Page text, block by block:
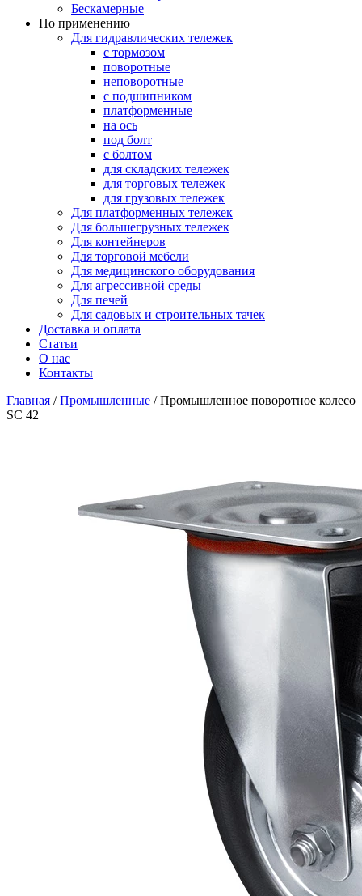
Бескамерные
По применению
Для гидравлических тележек
с тормозом
поворотные
неповоротные
с подшипником
платформенные
на ось
под болт
с болтом
для складских тележек
для торговых тележек
для грузовых тележек
Для платформенных тележек
Для большегрузных тележек
Для контейнеров
Для торговой мебели
Для медицинского оборудования
Для агрессивной среды
Для печей
Для садовых и строительных тачек
Доставка и оплата
Статьи
О нас
Контакты
Главная /Промышленные /Промышленное поворотное колесо
SC 42